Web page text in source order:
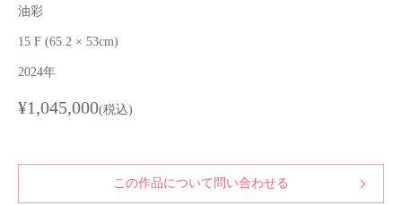
油彩
15 F (65.2 × 53cm)
2024年
¥1,045,000(税込)
この作品について問い合わせる